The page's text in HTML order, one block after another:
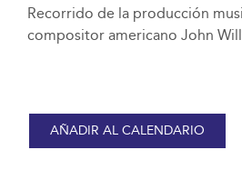
Recorrido de la producción
compositor americano John
AÑADIR AL CALENDARIO